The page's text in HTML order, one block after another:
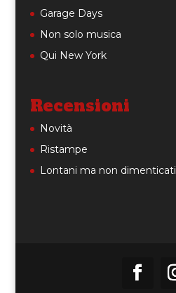
Garage Days
Non solo musica
Qui New York
Recensioni
Novità
Ristampe
Lontani ma non dimenticati